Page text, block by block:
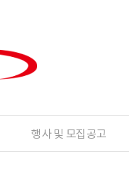
행사 및 모집공고